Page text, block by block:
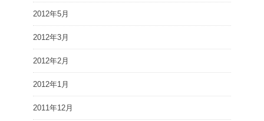
2012年5月
2012年3月
2012年2月
2012年1月
2011年12月